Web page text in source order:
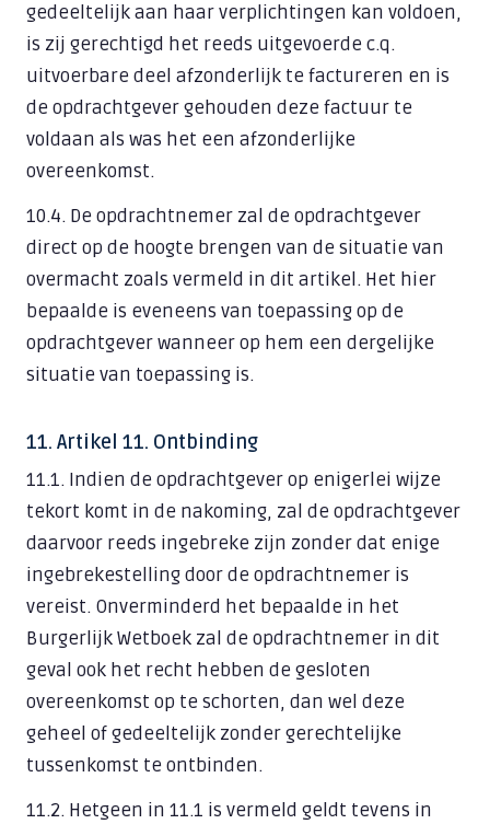
gedeeltelijk aan haar verplichtingen kan voldoen,
is zij gerechtigd het reeds uitgevoerde c.q.
uitvoerbare deel afzonderlijk te factureren en is
de opdrachtgever gehouden deze factuur te
voldaan als was het een afzonderlijke
overeenkomst.
10.4. De opdrachtnemer zal de opdrachtgever
direct op de hoogte brengen van de situatie van
overmacht zoals vermeld in dit artikel. Het hier
bepaalde is eveneens van toepassing op de
opdrachtgever wanneer op hem een dergelijke
situatie van toepassing is.
11. Artikel 11. Ontbinding
11.1. Indien de opdrachtgever op enigerlei wijze
tekort komt in de nakoming, zal de opdrachtgever
daarvoor reeds ingebreke zijn zonder dat enige
ingebrekestelling door de opdrachtnemer is
vereist. Onverminderd het bepaalde in het
Burgerlijk Wetboek zal de opdrachtnemer in dit
geval ook het recht hebben de gesloten
overeenkomst op te schorten, dan wel deze
geheel of gedeeltelijk zonder gerechtelijke
tussenkomst te ontbinden.
11.2. Hetgeen in 11.1 is vermeld geldt tevens in